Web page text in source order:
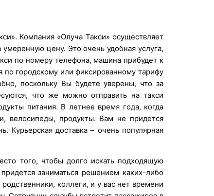
Компания «Олуча Такси» осуществляет
цену. Это очень удобная услуга,
по номеру телефона, машина прибудет к
по городскому или фиксированному тарифу
поскольку Вы будете уверены, что за
что же можно отправить на такси
питания. В летнее время года, когда
велосипеды, продукты. Вам не придется
Курьерская доставка – очень популярная
того, чтобы долго искать подходящую
заниматься решением каких-либо
коллеги, и у вас нет времени